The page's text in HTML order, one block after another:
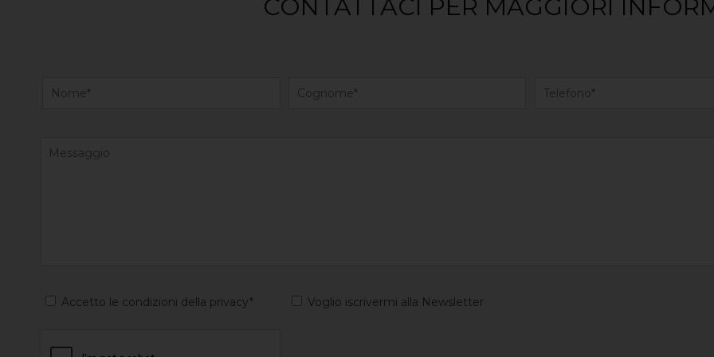
CONTATTACI PER MAGGIORI
Accetto le condizioni della privacy* Voglio iscrivermi alla Newsletter